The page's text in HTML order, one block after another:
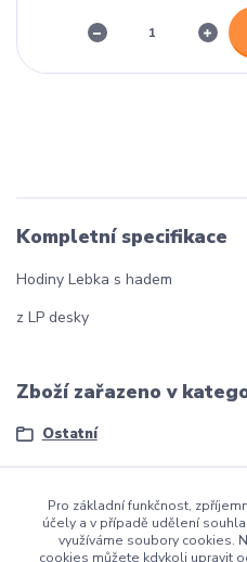
Kompletní specifikace
Hodiny Lebka s hadem
z LP desky
Zboží zařazeno v
Ostatní
Pro základní funkčnost,
účely a v případě udělení
využíváme soubory cookies.
cookies můžete kdykoli upravit